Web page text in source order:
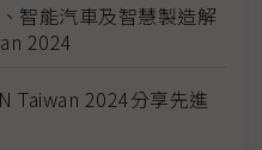
智能汽車及智慧製造解
2024
Taiwan 2024分享先進